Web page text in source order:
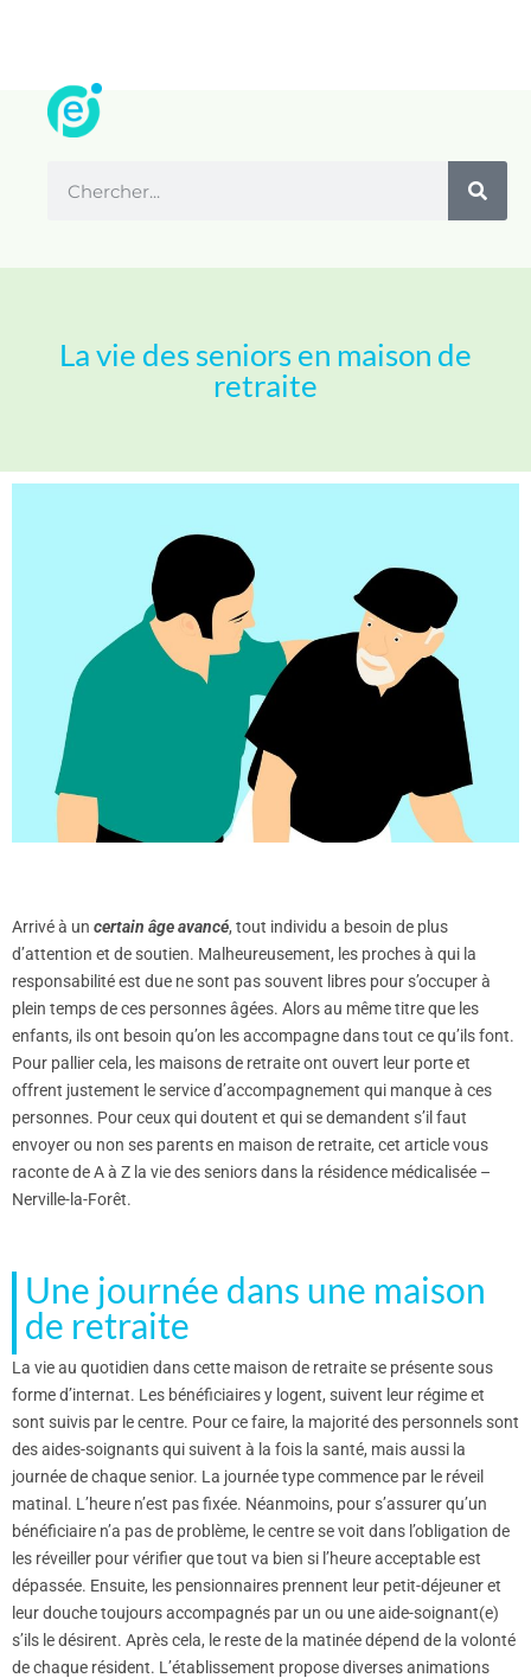
La vie des seniors en maison de
retraite
Arrivé à un certain âge avancé, tout individu a besoin de plus
d’attention et de soutien. Malheureusement, les proches à qui la
responsabilité est due ne sont pas souvent libres pour s’occuper à
plein temps de ces personnes âgées. Alors au même titre que les
enfants, ils ont besoin qu’on les accompagne dans tout ce qu’ils font.
Pour pallier cela, les maisons de retraite ont ouvert leur porte et
offrent justement le service d’accompagnement qui manque à ces
personnes. Pour ceux qui doutent et qui se demandent s’il faut
envoyer ou non ses parents en maison de retraite, cet article vous
raconte de A à Z la vie des seniors dans la résidence médicalisée –
Nerville-la-Forêt.
Une journée dans une maison
de retraite
La vie au quotidien dans cette maison de retraite se présente sous
forme d’internat. Les bénéficiaires y logent, suivent leur régime et
sont suivis par le centre. Pour ce faire, la majorité des personnels sont
des aides-soignants qui suivent à la fois la santé, mais aussi la
journée de chaque senior. La journée type commence par le réveil
matinal. L’heure n’est pas fixée. Néanmoins, pour s’assurer qu’un
bénéficiaire n’a pas de problème, le centre se voit dans l’obligation de
les réveiller pour vérifier que tout va bien si l’heure acceptable est
dépassée. Ensuite, les pensionnaires prennent leur petit-déjeuner et
leur douche toujours accompagnés par un ou une aide-soignant(e)
s’ils le désirent. Après cela, le reste de la matinée dépend de la volonté
de chaque résident. L’établissement propose diverses animations